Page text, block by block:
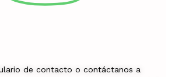
de contacto o contáctanos a